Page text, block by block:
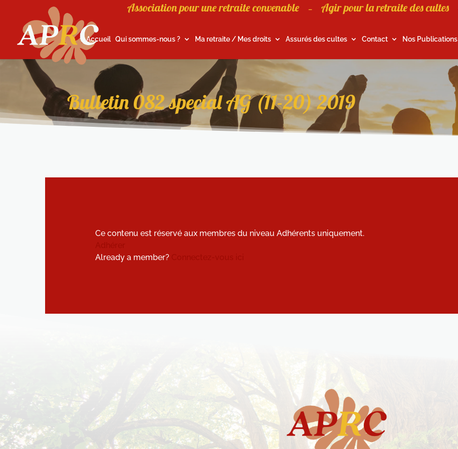
Association pour une retraite convenable – Agir pour la retraite des cultes
Accueil Qui sommes-nous ? Ma retraite / Mes droits Assurés des cultes Contact Nos Publications
Bulletin 082 special AG (11-20) 2019
Ce contenu est réservé aux membres du niveau Adhérents uniquement.
Already a member?